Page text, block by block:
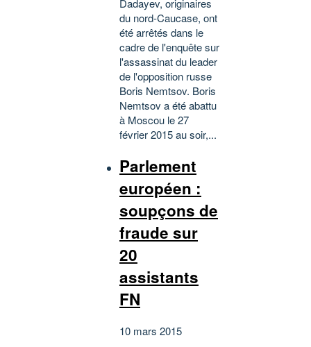
Dadayev, originaires
du nord-Caucase, ont
été arrêtés dans le
cadre de l'enquête sur
l'assassinat du leader
de l'opposition russe
Boris Nemtsov. Boris
Nemtsov a été abattu
à Moscou le 27
février 2015 au soir,...
Parlement
européen :
soupçons de
fraude sur
20
assistants
FN
10 mars 2015